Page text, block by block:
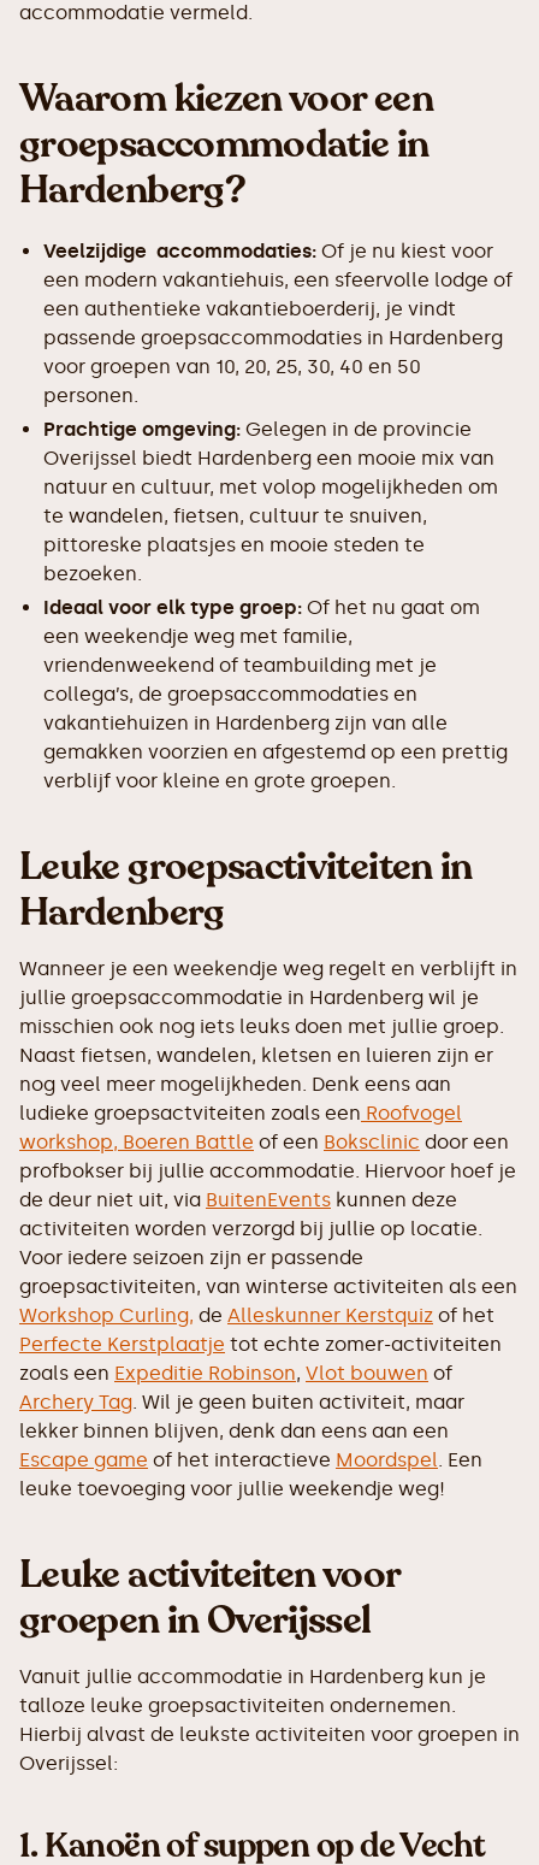
accommodatie vermeld.
Waarom kiezen voor een
groepsaccommodatie in
Hardenberg?
Veelzijdige accommodaties: Of je nu kiest voor
een modern vakantiehuis, een sfeervolle lodge of
een authentieke vakantieboerderij, je vindt
passende groepsaccommodaties in Hardenberg
voor groepen van 10, 20, 25, 30, 40 en 50
personen.
Prachtige omgeving: Gelegen in de provincie
Overijssel biedt Hardenberg een mooie mix van
natuur en cultuur, met volop mogelijkheden om
te wandelen, fietsen, cultuur te snuiven,
pittoreske plaatsjes en mooie steden te
bezoeken.
Ideaal voor elk type groep: Of het nu gaat om
een weekendje weg met familie,
vriendenweekend of teambuilding met je
collega’s, de groepsaccommodaties en
vakantiehuizen in Hardenberg zijn van alle
gemakken voorzien en afgestemd op een prettig
verblijf voor kleine en grote groepen.
Leuke groepsactiviteiten in
Hardenberg
Wanneer je een weekendje weg regelt en verblijft in
jullie groepsaccommodatie in Hardenberg wil je
misschien ook nog iets leuks doen met jullie groep.
Naast fietsen, wandelen, kletsen en luieren zijn er
nog veel meer mogelijkheden. Denk eens aan
ludieke groepsactviteiten zoals een Roofvogel
workshop, Boeren Battle of een Boksclinic door een
profbokser bij jullie accommodatie. Hiervoor hoef je
de deur niet uit, via BuitenEvents kunnen deze
activiteiten worden verzorgd bij jullie op locatie.
Voor iedere seizoen zijn er passende
groepsactiviteiten, van winterse activiteiten als een
Workshop Curling, de Alleskunner Kerstquiz of het
Perfecte Kerstplaatje tot echte zomer-activiteiten
zoals een Expeditie Robinson, Vlot bouwen of
Archery Tag. Wil je geen buiten activiteit, maar
lekker binnen blijven, denk dan eens aan een
Escape game of het interactieve Moordspel. Een
leuke toevoeging voor jullie weekendje weg!
Leuke activiteiten voor
groepen in Overijssel
Vanuit jullie accommodatie in Hardenberg kun je
talloze leuke groepsactiviteiten ondernemen.
Hierbij alvast de leukste activiteiten voor groepen in
Overijssel:
1.Kanoën of suppen op de Vecht